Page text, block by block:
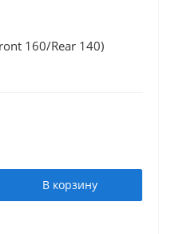
160/Rear 140)
В корзину